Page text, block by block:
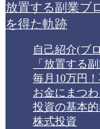
放置する副業ブ
を得た軌跡
自己紹介(ブ
「放置する
毎月10万円
お金にまつ
投資の基本
株式投資